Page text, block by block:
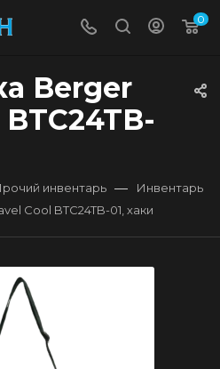
0
Berger
инвентарь — Инвентарь
Cool BTC24TB-01, хаки